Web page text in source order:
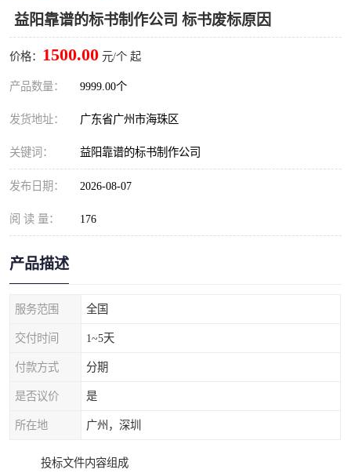
益阳靠谱的标书制作公司 标书废标原因
价格： 1500.00 元/个 起
产品数量： 9999.00个
发货地址： 广东省广州市海珠区
关键词： 益阳靠谱的标书制作公司
发布日期： 2026-08-07
阅 读 量： 176
产品描述
服务范围 全国
交付时间 1~5天
付款方式 分期
是否议价 是
所在地 广州，深圳
投标文件内容组成